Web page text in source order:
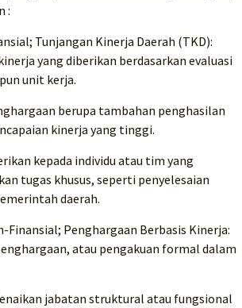
:
Tunjangan Kinerja Daerah (TKD):
yang diberikan berdasarkan evaluasi
unit kerja.
berupa tambahan penghasilan
kinerja yang tinggi.
kepada individu atau tim yang
tugas khusus, seperti penyelesaian
daerah.
Finansial; Penghargaan Berbasis Kinerja:
atau pengakuan formal dalam
jabatan struktural atau fungsional